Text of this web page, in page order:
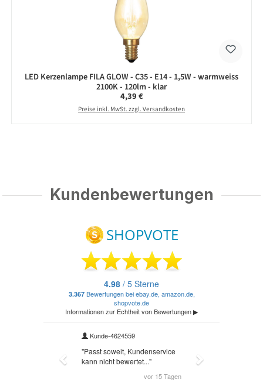
LED Kerzenlampe FILA GLOW - C35 - E14 - 1,5W - warmweiss
2100K - 120lm - klar
Regulärer Preis:
4,39 €
Preise inkl. MwSt. zzgl. Versandkosten
Kundenbewertungen